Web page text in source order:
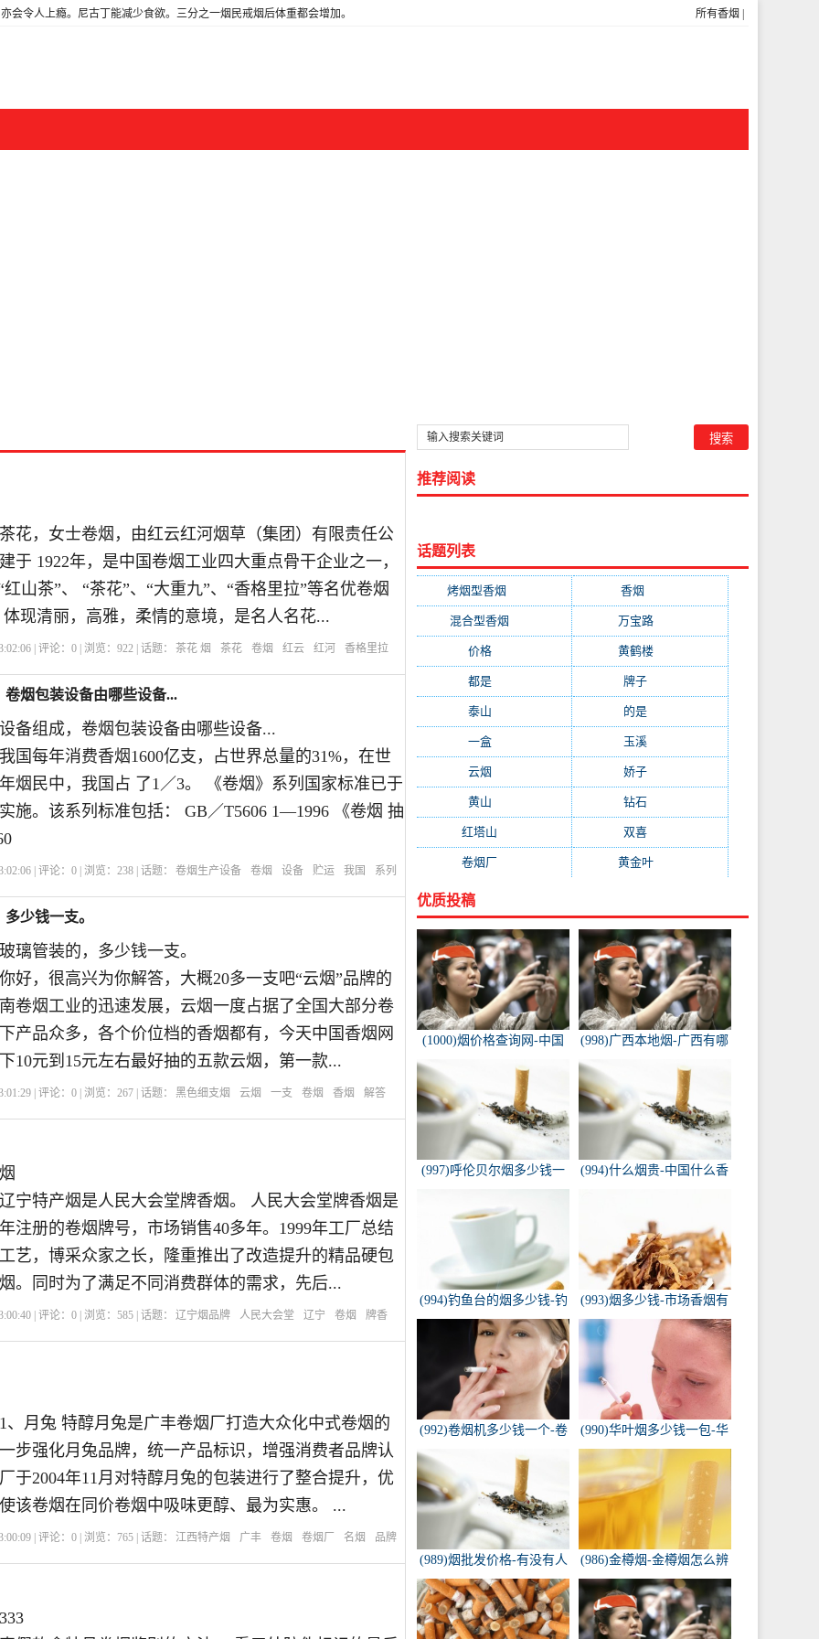
所有香烟
令人上瘾。尼古丁能减少食欲。三分之一烟民戒烟后体重都会增加。
花，女士卷烟，由红云红河烟草（集团）有限责任公
于 1922年，是中国卷烟工业四大重点骨干企业之一，
山茶”、 “茶花”、“大重九”、“香格里拉”等名优卷烟
现清丽，高雅，柔情的意境，是名人名花...
| 评论：0 | 浏览：922 | 话题： 茶花 烟 茶花 卷烟 红云 红河 香格里拉
烟包装设备由哪些设备...
备组成，卷烟包装设备由哪些设备...
国每年消费香烟1600亿支，占世界总量的31%，在世
烟民中，我国占 了1／3。 《卷烟》系列国家标准已于
施。该系列标准包括： GB／T5606 1—1996 《卷烟 抽
| 评论：0 | 浏览：238 | 话题： 卷烟生产设备 卷烟 设备 贮运 我国 系列
少钱一支。
璃管装的，多少钱一支。
好，很高兴为你解答，大概20多一支吧“云烟”品牌的
卷烟工业的迅速发展，云烟一度占据了全国大部分卷
产品众多，各个价位档的香烟都有，今天中国香烟网
10元到15元左右最好抽的五款云烟，第一款...
| 评论：0 | 浏览：267 | 话题： 黑色细支烟 云烟 一支 卷烟 香烟 解答
宁特产烟是人民大会堂牌香烟。 人民大会堂牌香烟是
注册的卷烟牌号，市场销售40多年。1999年工厂总结
艺，博采众家之长，隆重推出了改造提升的精品硬包
。同时为了满足不同消费群体的需求，先后...
| 评论：0 | 浏览：585 | 话题： 辽宁烟品牌 人民大会堂 辽宁 卷烟 牌香
、月兔 特醇月兔是广丰卷烟厂打造大众化中式卷烟的
步强化月兔品牌，统一产品标识，增强消费者品牌认
于2004年11月对特醇月兔的包装进行了整合提升，优
该卷烟在同价卷烟中吸味更醇、最为实惠。 ...
| 评论：0 | 浏览： 765 | 话题： 江西特产烟 广丰 卷烟 卷烟厂 名烟 品牌
推荐阅读
话题列表
烤烟型香烟 香烟
混合型香烟 万宝路(331)
价格(319) 黄鹤楼(315)
都是(272) 牌子
泰山 的是
一盒(176) 玉溪
云烟 娇子
黄山 钻石
红塔山 双喜
卷烟厂 黄金叶(151)
优质投稿
(1000)烟价格查询网-中国
(998)广西本地烟-广西有哪
(997)呼伦贝尔烟多少钱一
包-白色的呼伦贝尔香烟多
少钱一包
(994)什么烟贵-中国什么香
(994)钓鱼台的烟多少钱-钓
鱼台香烟价格有哪几种规
格？
(993)烟多少钱-市场香烟有
几种 各多少钱一包
(992)卷烟机多少钱一个-卷
(990)华叶烟多少钱一包-华
叶烟价格多少钱一包
(989)烟批发价格-有没有人
知道，各种香烟批发价？
(986)金樽烟-金樽烟怎么辨
别真假